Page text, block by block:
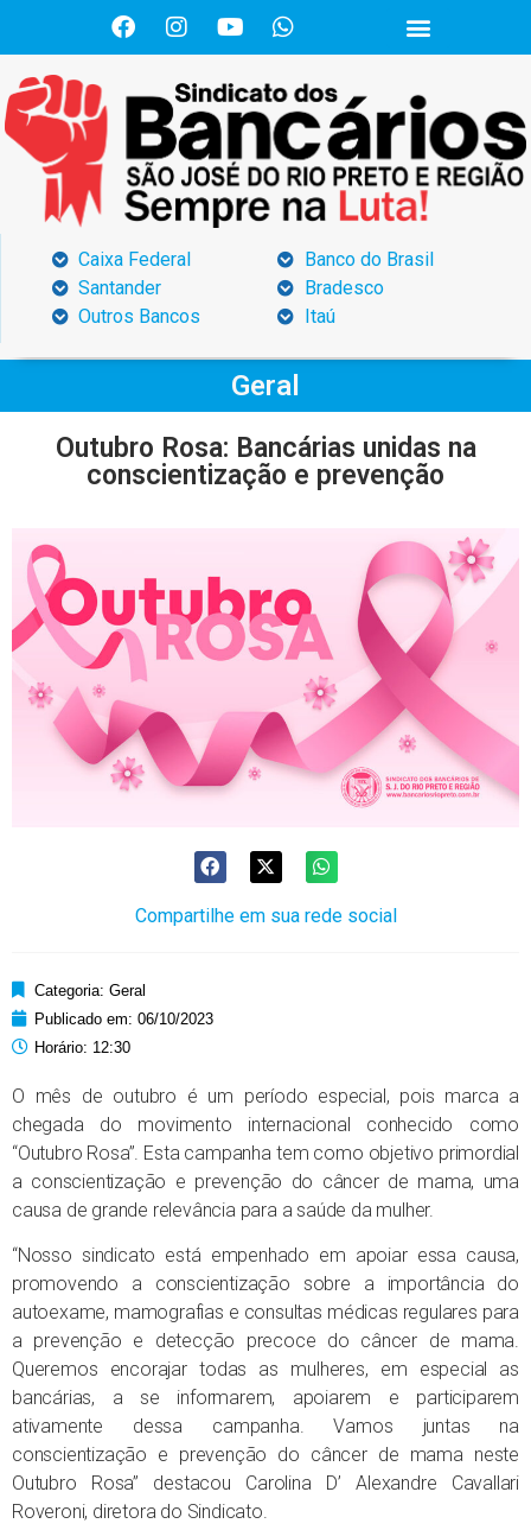
Caixa Federal
Santander
Outros Bancos
Banco do Brasil
Bradesco
Itaú
Geral
Outubro Rosa: Bancárias unidas na
conscientização e prevenção
Compartilhe em sua rede social
Categoria: Geral
Publicado em: 06/10/2023
Horário: 12:30
O mês de outubro é um período especial, pois marca a
chegada do movimento internacional conhecido como
“Outubro Rosa”. Esta campanha tem como objetivo primordial
a conscientização e prevenção do câncer de mama, uma
causa de grande relevância para a saúde da mulher.
“Nosso sindicato está empenhado em apoiar essa causa,
promovendo a conscientização sobre a importância do
autoexame, mamografias e consultas médicas regulares para
a prevenção e detecção precoce do câncer de mama.
Queremos encorajar todas as mulheres, em especial as
bancárias, a se informarem, apoiarem e participarem
ativamente dessa campanha. Vamos juntas na
conscientização e prevenção do câncer de mama neste
Outubro Rosa” destacou Carolina D’ Alexandre Cavallari
Roveroni, diretora do Sindicato.